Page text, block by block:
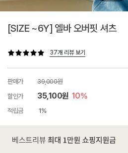
[SIZE ~6Y] 엘바 오버핏 셔츠
37개 리뷰 보기
판매가
39,000원
할인가
35,100원 10%
적립금 1%